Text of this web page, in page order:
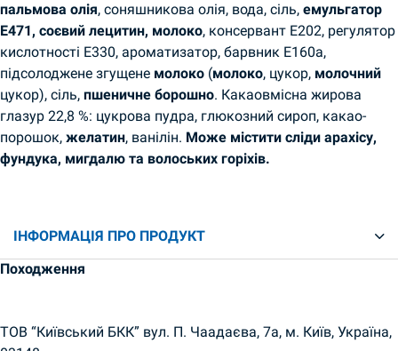
пальмова олія, соняшникова олія, вода, сіль, емульгатор
E471, соєвий лецитин, молоко, консервант E202, регулятор
кислотності E330, ароматизатор, барвник E160a,
підсолоджене згущене молоко (молоко, цукор, молочний
цукор), сіль, пшеничне борошно. Какаовмісна жирова
глазур 22,8 %: цукрова пудра, глюкозний сироп, какао-
порошок, желатин, ванілін. Може містити сліди арахісу,
фундука, мигдалю та волоських горіхів.
ІНФОРМАЦІЯ ПРО ПРОДУКТ
Походження
ТОВ “Київський БКК” вул. П. Чаадаєва, 7а, м. Київ, Україна,